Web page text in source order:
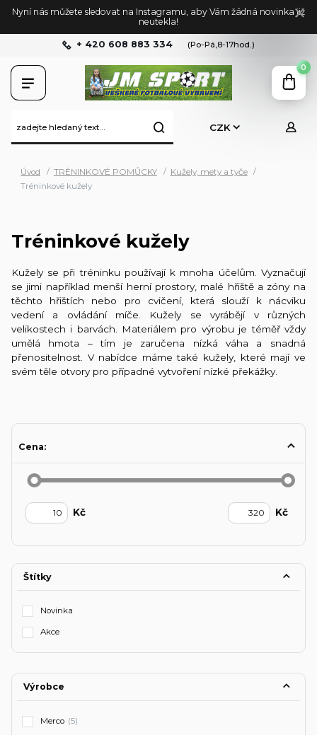
Nyní nás můžete sledovat na Instagramu, aby Vám žádná novinka již
neutekla!
CZK
+ 420 608 883 334 (Po-Pá,8-17hod.)
0
Úvod TRÉNINKOVÉ POMŮCKY
Kužely, mety a tyče
Tréninkové kužely
Tréninkové kužely
Kužely se při tréninku používají k mnoha účelům. Vyznačují
se jimi například menší herní prostory, malé hřiště a zóny na
těchto hřištích nebo pro cvičení, která slouží k nácviku
vedení a ovládání míče. Kužely se vyrábějí v různých
velikostech i barvách. Materiálem pro výrobu je téměř vždy
umělá hmota – tím je zaručena nízká váha a snadná
přenositelnost. V nabídce máme také kužely, které mají ve
svém těle otvory pro případné vytvoření nízké překážky.
Cena:
Kč Kč
Štítky
Novinka
Akce
Výrobce
Merco (5)